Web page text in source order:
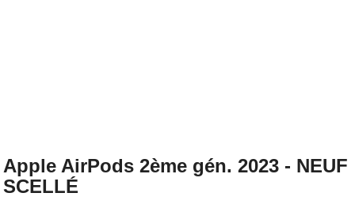
Apple AirPods 2ème gén. 2023 - NEUF
SCELLÉ